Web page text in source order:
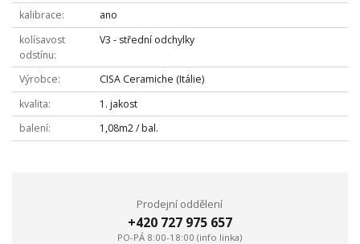
kalibrace
ano
kolísavost
odstínu
V3 - střední odchylky
Výrobce
CISA Ceramiche (Itálie)
kvalita
1. jakost
balení
1,08m2 / bal.
Prodejní oddělení
+420 727 975 657
PO-PÁ 8:00-18:00 (info linka)